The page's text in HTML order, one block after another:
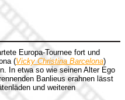
Europa-Tournee fort und
(Vicky Christina Barcelona)
In etwa so wie seinen Alter Ego
Banlieus erahnen lässt
und weiteren